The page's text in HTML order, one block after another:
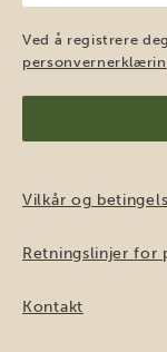
post
(Påkrevd)
Ved å registrere
Vilkår og
Retningslinjer for
Kontakt